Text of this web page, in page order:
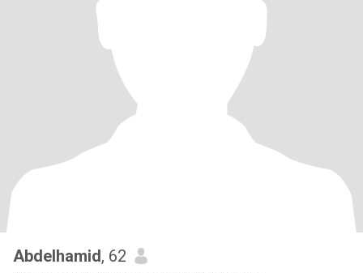
Abdelhamid, 62